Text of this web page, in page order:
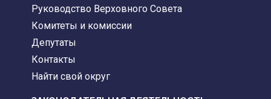
Руководство Верховного Совета
Комитеты и комиссии
Депутаты
Контакты
Найти свой округ